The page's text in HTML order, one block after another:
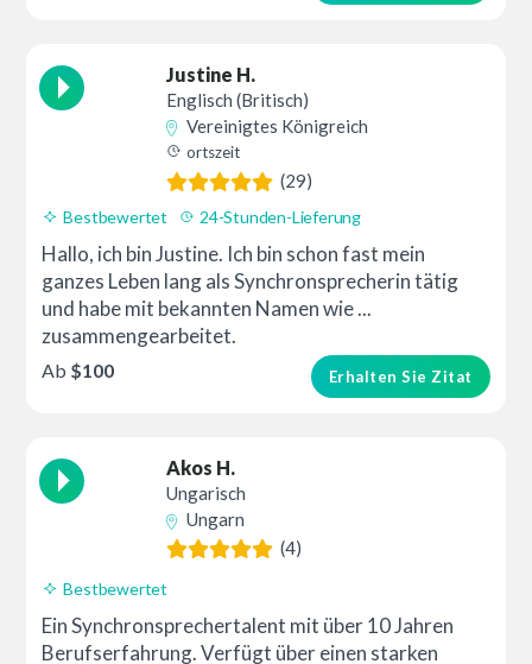
Justine H.
Englisch (Britisch)
Vereinigtes Königreich
ortszeit
(29)
Bestbewertet 24-Stunden-Lieferung
Hallo, ich bin Justine. Ich bin schon fast mein
ganzes Leben lang als Synchronsprecherin tätig
und habe mit bekannten Namen wie ...
zusammengearbeitet.
Erhalten Sie Zitat
Ab $100
Akos H.
Ungarisch
Ungarn
(4)
Bestbewertet
Ein Synchronsprechertalent mit über 10 Jahren
Berufserfahrung. Verfügt über einen starken